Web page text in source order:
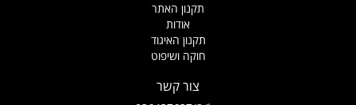
תקנון האתר
אודות
תקנון האיגוד
חוקה ושיפוט
צור קשר